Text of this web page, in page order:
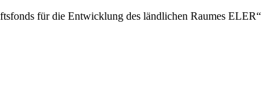
für die Entwicklung des ländlichen Raumes ELER“